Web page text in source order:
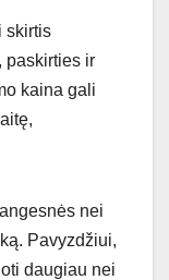
skirtis
paskirties ir
kaina gali
nei
Pavyzdžiui,
daugiau nei